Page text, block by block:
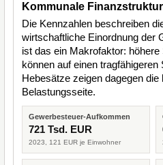
Kommunale Finanzstruktur
Die Kennzahlen beschreiben
wirtschaftliche Einordnung der
ist das ein Makrofaktor:
können auf einen tragfähigeren
Hebesätze zeigen dagegen die
Belastungsseite.
Gewerbesteuer-Aufkommen
721 Tsd. EUR
2023, 121 EUR je Einwohner